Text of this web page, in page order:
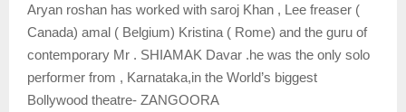
Aryan roshan has worked with saroj Khan , Lee freaser (
Canada) amal ( Belgium) Kristina ( Rome) and the guru of
contemporary Mr . SHIAMAK Davar .he was the only solo
performer from , Karnataka,in the World’s biggest
Bollywood theatre- ZANGOORA